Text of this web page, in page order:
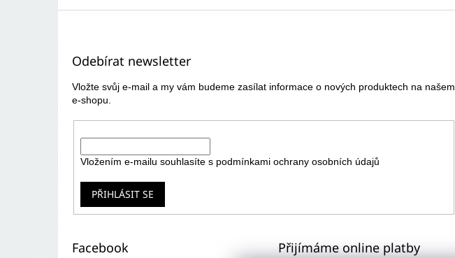
Odebírat newsletter
Vložte svůj e-mail a my vám budeme zasílat informace o nových produktech na našem
e-shopu.
Vložením e-mailu souhlasíte s podmínkami ochrany osobních údajů
PŘIHLÁSIT SE
Facebook Přijímáme online platby